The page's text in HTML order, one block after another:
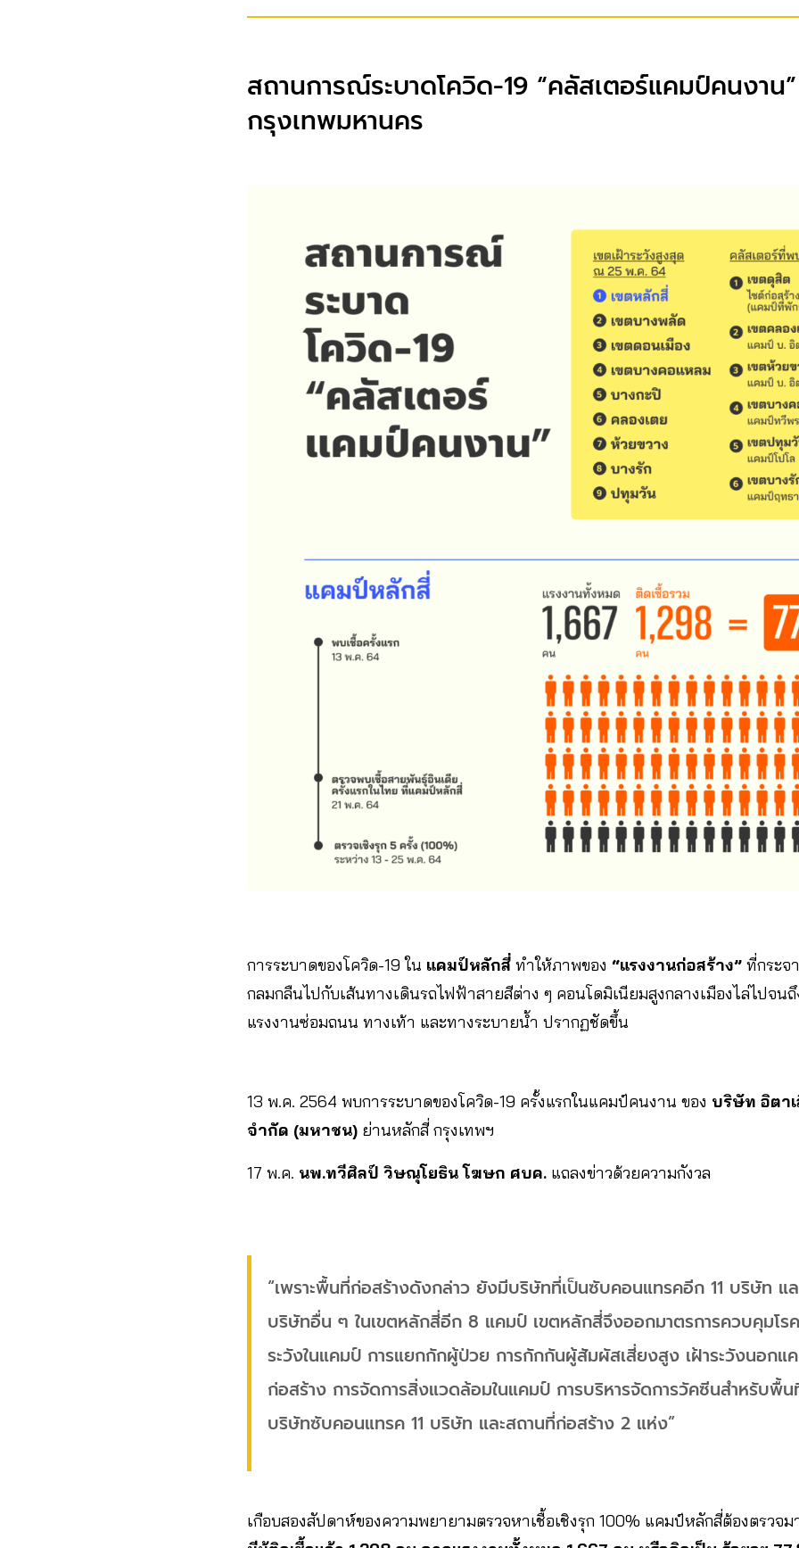
สถานการณ์ระบาดโควิด-19 “คลัสเตอร์แคมป์คนงาน
กรุงเทพมหานคร
การระบาดของโควิด-19 ใน แคมป์หลักสี่ ทำให้ภาพของ “แรงงานก่อสร้าง” ที่กระจ
กลมกลืนไปกับเส้นทางเดินรถไฟฟ้าสายสีต่าง ๆ คอนโดมิเนียมสูงกลางเมืองไล่ไปจน
แรงงานซ่อมถนน ทางเท้า และทางระบายน้ำ ปรากฏชัดขึ้น
13 พ.ค. 2564 พบการระบาดของโควิด-19 ครั้งแรกในแคมป์คนงาน ของ บริษัท อิตาเ
จำกัด (มหาชน) ย่านหลักสี่ กรุงเทพฯ
17 พ.ค. นพ.ทวีศิลป์ วิษณุโยธิน โฆษก ศบค. แถลงข่าวด้วยความกังวล
“เพราะพื้นที่ก่อสร้างดังกล่าว ยังมีบริษัทที่เป็นซับคอนแทรคอีก 11 บริษัท
บริษัทอื่น ๆ ในเขตหลักสี่อีก 8 แคมป์ เขตหลักสี่จึงออกมาตรการควบคุมโร
ระวังในแคมป์ การแยกกักผู้ป่วย การกักกันผู้สัมผัสเสี่ยงสูง เฝ้าระวังนอกแ
ก่อสร้าง การจัดการสิ่งแวดล้อมในแคมป์ การบริหารจัดการวัคซีนสำหรับพื้
บริษัทซับคอนแทรค 11 บริษัท และสถานที่ก่อสร้าง 2 แห่ง”
เกือบสองสัปดาห์ของความพยายามตรวจหาเชื้อเชิงรุก 100% แคมป์หลักสี่ต้องตรวจม